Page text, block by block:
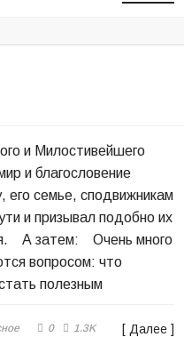
и Милостивейшего
и благословение
его семье, сподвижникам
и призывал подобно их
А затем: Очень много
вопросом: что
полезным
0 1.3K [ Далее ]